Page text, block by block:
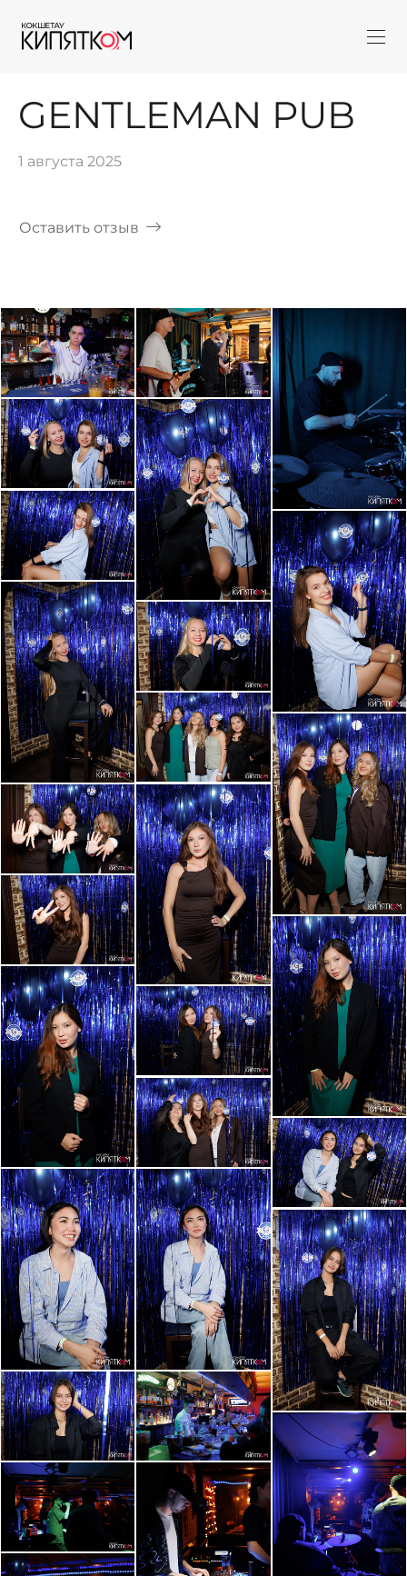
GENTLEMAN PUB
1 августа 2025
Оставить отзыв